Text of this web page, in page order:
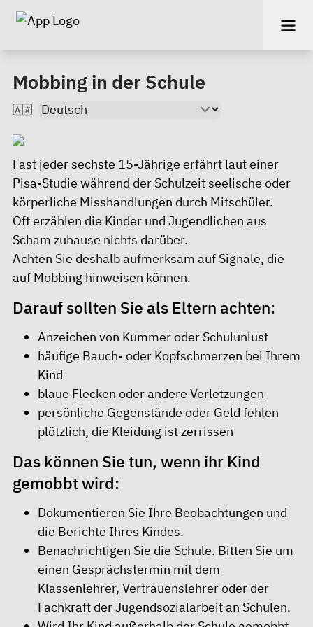
Mobbing in der Schule
Fast jeder sechste 15-Jährige erfährt laut einer
Pisa-Studie während der Schulzeit seelische oder
körperliche Misshandlungen durch Mitschüler.
Oft erzählen die Kinder und Jugendlichen aus
Scham zuhause nichts darüber.
Achten Sie deshalb aufmerksam auf Signale, die
auf Mobbing hinweisen können.
Darauf sollten Sie als Eltern achten:
Anzeichen von Kummer oder Schulunlust
häufige Bauch- oder Kopfschmerzen bei Ihrem
Kind
blaue Flecken oder andere Verletzungen
persönliche Gegenstände oder Geld fehlen
plötzlich, die Kleidung ist zerrissen
Das können Sie tun, wenn ihr Kind
gemobbt wird:
Dokumentieren Sie Ihre Beobachtungen und
die Berichte Ihres Kindes.
Benachrichtigen Sie die Schule. Bitten Sie um
einen Gesprächstermin mit dem
Klassenlehrer, Vertrauenslehrer oder der
Fachkraft der Jugendsozialarbeit an Schulen.